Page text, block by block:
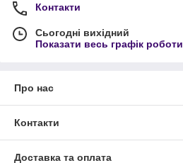
Контакти
Сьогодні вихідний
Показати весь графік роботи
Про нас
Контакти
Доставка та оплата